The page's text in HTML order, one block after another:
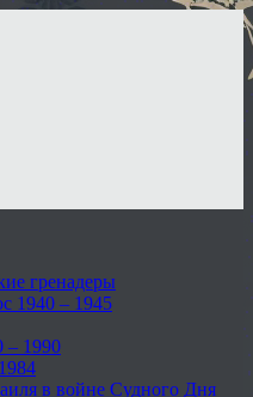
гренадеры
1940 – 1945
– 1990
в войне Судного Дня